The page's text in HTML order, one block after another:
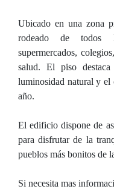
Ubicado en una zona
rodeado de todos
supermercados,
salud. El piso
luminosidad natural y
año.
El edificio dispone de
para disfrutar de la
pueblos más bonitos de
Si necesita mas